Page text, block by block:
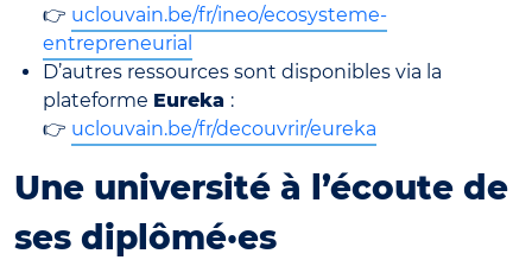
👉 uclouvain.be/fr/ineo/ecosysteme-
entrepreneurial
D’autres ressources sont disponibles via la
plateforme Eureka :
👉 uclouvain.be/fr/decouvrir/eureka
Une université à l’écoute de
ses diplômé·es